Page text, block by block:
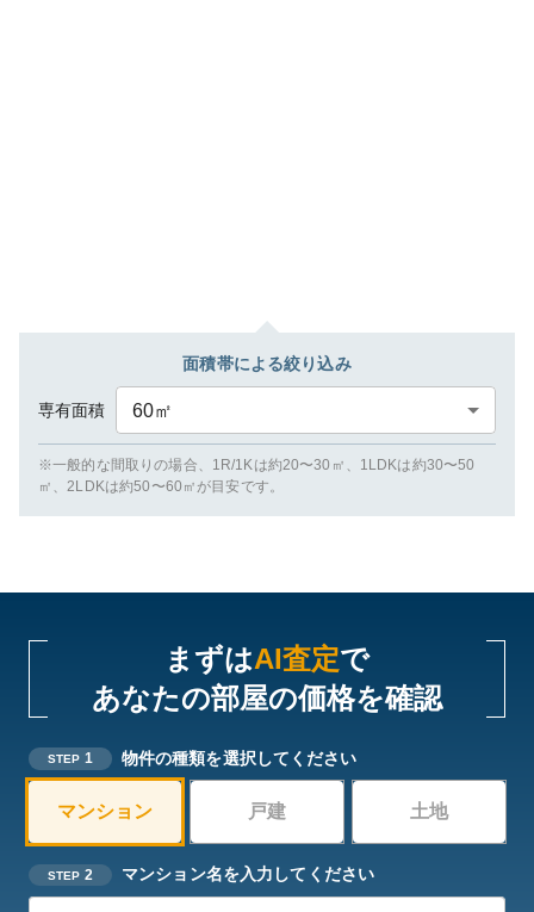
面積帯による絞り込み
専有面積 60㎡
※一般的な間取りの場合、1R/1Kは約20〜30㎡、1LDKは約30〜50
㎡、2LDKは約50〜60㎡が目安です。
まずはAI査定で
あなたの部屋の価格を確認
STEP 1 物件の種類を選択してください
マンション 戸建 土地
STEP 2 マンション名を入力してください